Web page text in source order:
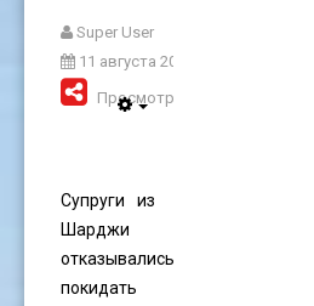
Super User
11 августа 2024
Просмотров: 1377
Супруги из
Шарджи
отказывались
покидать